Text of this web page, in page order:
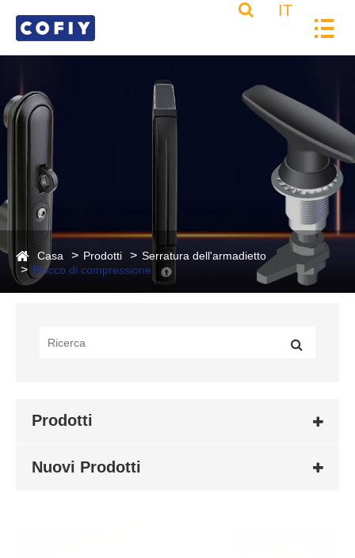
IT
Casa Prodotti
Serratura dell'armadietto
Blocco di compressione
Prodotti
Nuovi Prodotti